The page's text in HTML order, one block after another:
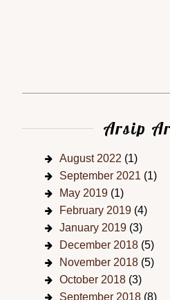
Arsip
August 2022 (1)
September 2021 (1)
May 2019 (1)
February 2019 (4)
January 2019 (3)
December 2018 (5)
November 2018 (5)
October 2018 (3)
September 2018 (8)